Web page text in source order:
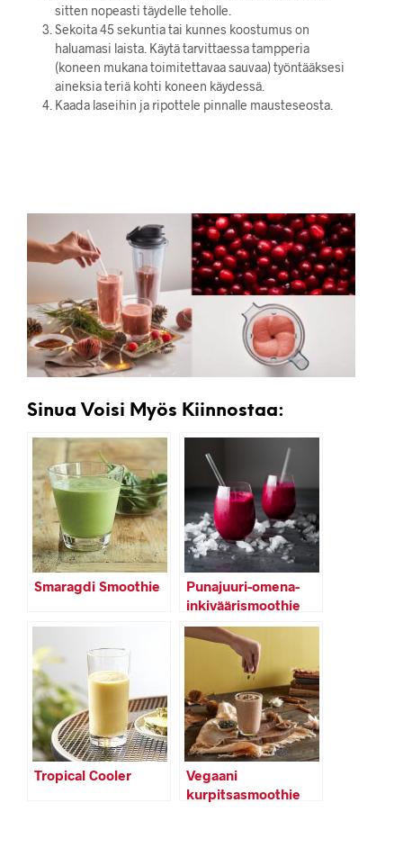
sitten nopeasti täydelle teholle.
Sekoita 45 sekuntia tai kunnes koostumus on
haluamasi laista. Käytä tarvittaessa tampperia
(koneen mukana toimitettavaa sauvaa) työntääksesi
aineksia teriä kohti koneen käydessä.
Kaada laseihin ja ripottele pinnalle mausteseosta.
Sinua Voisi Myös Kiinnostaa:
Smaragdi Smoothie
Punajuuri-omena-
inkiväärismoothie
Tropical Cooler
Vegaani
kurpitsasmoothie